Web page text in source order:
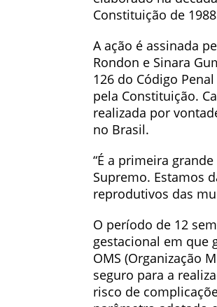
Constituição de
A ação é assinada
Rondon e Sinara
126 do Código
pela Constituição.
realizada por
no Brasil.
“É a primeira
Supremo. Estamos
reprodutivos das
O período de 12
gestacional em que
OMS (Organização
seguro para a
risco de